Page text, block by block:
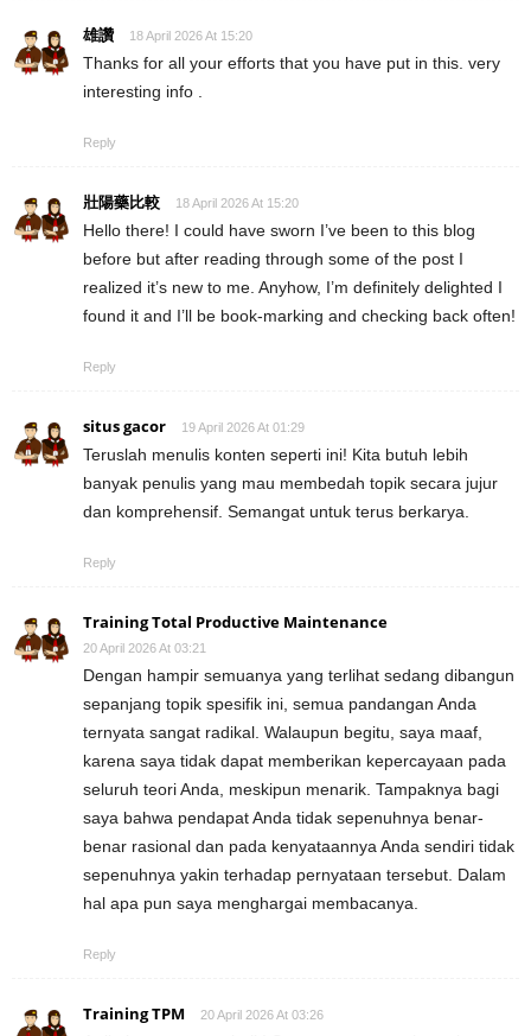
雄讚 18 April 2026 At 15:20
Thanks for all your efforts that you have put in this. very
interesting info .
Reply
壯陽藥比較 18 April 2026 At 15:20
Hello there! I could have sworn I’ve been to this blog
before but after reading through some of the post I
realized it’s new to me. Anyhow, I’m definitely delighted I
found it and I’ll be book-marking and checking back often!
Reply
situs gacor 19 April 2026 At 01:29
Teruslah menulis konten seperti ini! Kita butuh lebih
banyak penulis yang mau membedah topik secara jujur
dan komprehensif. Semangat untuk terus berkarya.
Reply
Training Total Productive Maintenance
20 April 2026 At 03:21
Dengan hampir semuanya yang terlihat sedang dibangun
sepanjang topik spesifik ini, semua pandangan Anda
ternyata sangat radikal. Walaupun begitu, saya maaf,
karena saya tidak dapat memberikan kepercayaan pada
seluruh teori Anda, meskipun menarik. Tampaknya bagi
saya bahwa pendapat Anda tidak sepenuhnya benar-
benar rasional dan pada kenyataannya Anda sendiri tidak
sepenuhnya yakin terhadap pernyataan tersebut. Dalam
hal apa pun saya menghargai membacanya.
Reply
Training TPM 20 April 2026 At 03:26